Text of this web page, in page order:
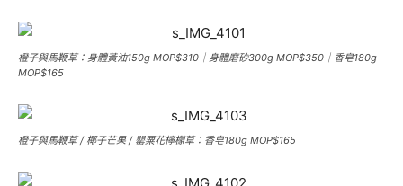
橙子與馬鞭草：身體黃油150g MOP$310｜身體磨砂300g MOP$350｜香皂180g
MOP$165
橙子與馬鞭草 / 椰子芒果 / 罌粟花檸檬草：香皂180g MOP$165